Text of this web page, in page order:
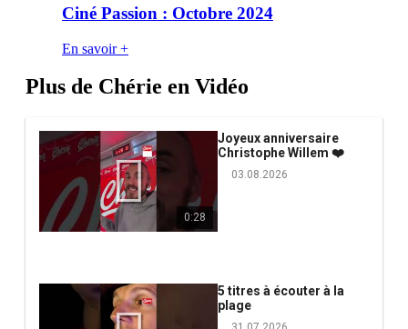
Ciné Passion : Octobre 2024
En savoir +
Plus de Chérie en Vidéo
0:28
Joyeux anniversaire
Christophe Willem ❤️
03.08.2026
5 titres à écouter à la
plage